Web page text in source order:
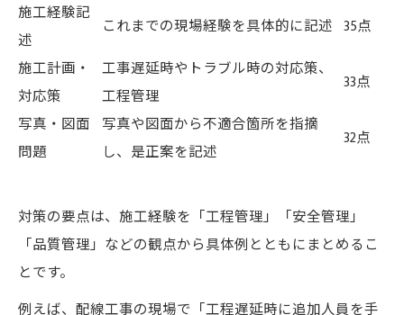
施工経験記
述
これまでの現場経験を具体的に記述 35点
施工計画・
対応策
工事遅延時やトラブル時の対応策、
工程管理
33点
写真・図面
問題
写真や図面から不適合箇所を指摘
し、是正案を記述
32点
対策の要点は、施工経験を「工程管理」「安全管理」
「品質管理」などの観点から具体例とともにまとめるこ
とです。
例えば、配線工事の現場で「工程遅延時に追加人員を手